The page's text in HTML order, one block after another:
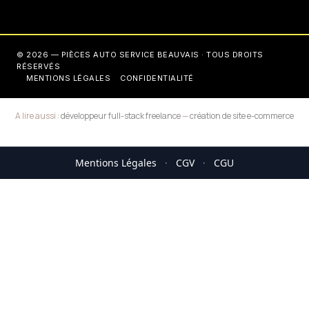
© 2026 — PIÈCES AUTO SERVICE BEAUVAIS · TOUS DROITS
RÉSERVÉS
MENTIONS LÉGALES
CONFIDENTIALITÉ
A lire aussi :développeur full-stack freelance—création de site e-commerce
Mentions Légales · CGV · CGU